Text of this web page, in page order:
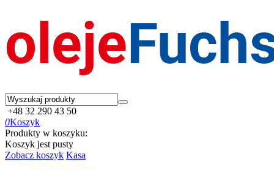
+48 32 290 43 50
0Koszyk
Produkty w koszyku:
Koszyk jest pusty
Zobacz koszyk Kasa